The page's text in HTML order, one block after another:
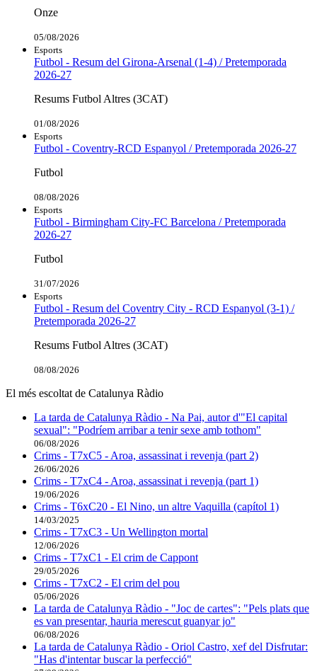
Onze
05/08/2026
Esports
Futbol - Resum del Girona-Arsenal (1-4) / Pretemporada
2026-27
Resums Futbol Altres (3CAT)
01/08/2026
Esports
Futbol - Coventry-RCD Espanyol / Pretemporada 2026-27
Futbol
08/08/2026
Esports
Futbol - Birmingham City-FC Barcelona / Pretemporada
2026-27
Futbol
31/07/2026
Esports
Futbol - Resum del Coventry City - RCD Espanyol (3-1) /
Pretemporada 2026-27
Resums Futbol Altres (3CAT)
08/08/2026
El més escoltat de Catalunya Ràdio
La tarda de Catalunya Ràdio - Na Pai, autor d'"El capital
sexual": "Podríem arribar a tenir sexe amb tothom"
06/08/2026
Crims - T7xC5 - Aroa, assassinat i revenja (part 2)
26/06/2026
Crims - T7xC4 - Aroa, assassinat i revenja (part 1)
19/06/2026
Crims - T6xC20 - El Nino, un altre Vaquilla (capítol 1)
14/03/2025
Crims - T7xC3 - Un Wellington mortal
12/06/2026
Crims - T7xC1 - El crim de Cappont
29/05/2026
Crims - T7xC2 - El crim del pou
05/06/2026
La tarda de Catalunya Ràdio - "Joc de cartes": "Pels plats que
es van presentar, hauria merescut guanyar jo"
06/08/2026
La tarda de Catalunya Ràdio - Oriol Castro, xef del Disfrutar:
"Has d'intentar buscar la perfecció"